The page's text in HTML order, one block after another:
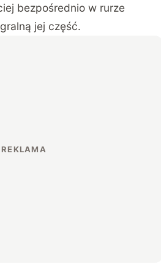
bezpośrednio w rurze
jej część.